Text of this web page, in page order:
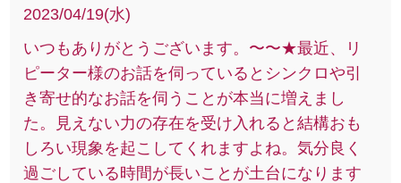
2023/04/19(水)
いつもありがとうございます。〜〜★最近、リ
ピーター様のお話を伺っているとシンクロや引
き寄せ的なお話を伺うことが本当に増えまし
た。見えない力の存在を受け入れると結構おも
しろい現象を起こしてくれますよね。気分良く
過ごしている時間が長いことが土台になります